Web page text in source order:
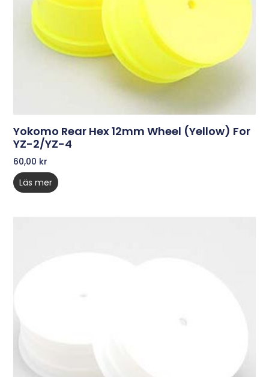
Yokomo Rear Hex 12mm Wheel (Yellow) For
YZ-2/YZ-4
60,00 kr
Läs mer